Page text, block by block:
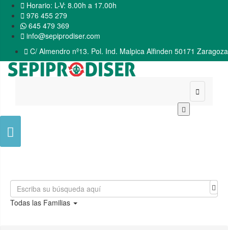
 Horario: L-V: 8.00h a 17.00h
 976 455 279
645 479 369
 info@sepiprodiser.com
 C/ Almendro nº13. Pol. Ind. Malpica Alfinden 50171 Zaragoza


Todas las Familias